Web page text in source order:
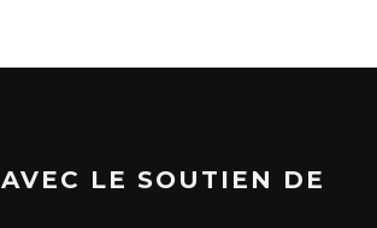
AVEC LE SOUTIEN DE